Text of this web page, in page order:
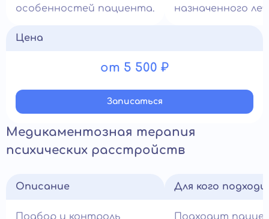
особенностей пациента.
назначенного
Цена
от 5 500 ₽
Записатьcя
Медикаментозная терапия
психических расстройств
Описание
Подбор и контроль
Для кого
Подходит